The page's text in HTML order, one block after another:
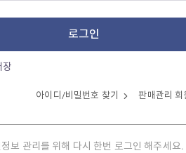
로그인
장
아이디/비밀번호 찾기 판매관리 회
보 관리를 위해 다시 한번 로그인 해주세요.